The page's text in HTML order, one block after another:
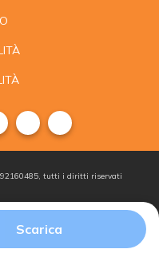
Scarica
tutti i diritti riservati
Iscriviti alla
newsletter